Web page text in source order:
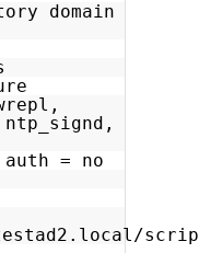
domain
= no